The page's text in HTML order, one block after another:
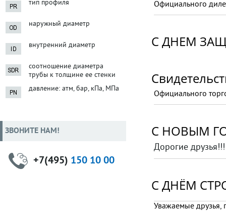
Официального
С ДНЕМ
Официального
С НОВЫМ
Дорогие
С ДНЁМ
Уважаемые друзья,
тип профиля
наружный диаметр
внутренний диаметр
соотношение диаметра
трубы к толщине ее стенки
давление: атм, бар, кПа, МПа
ЗВОНИТЕ НАМ!
+7(495) 150 10 00